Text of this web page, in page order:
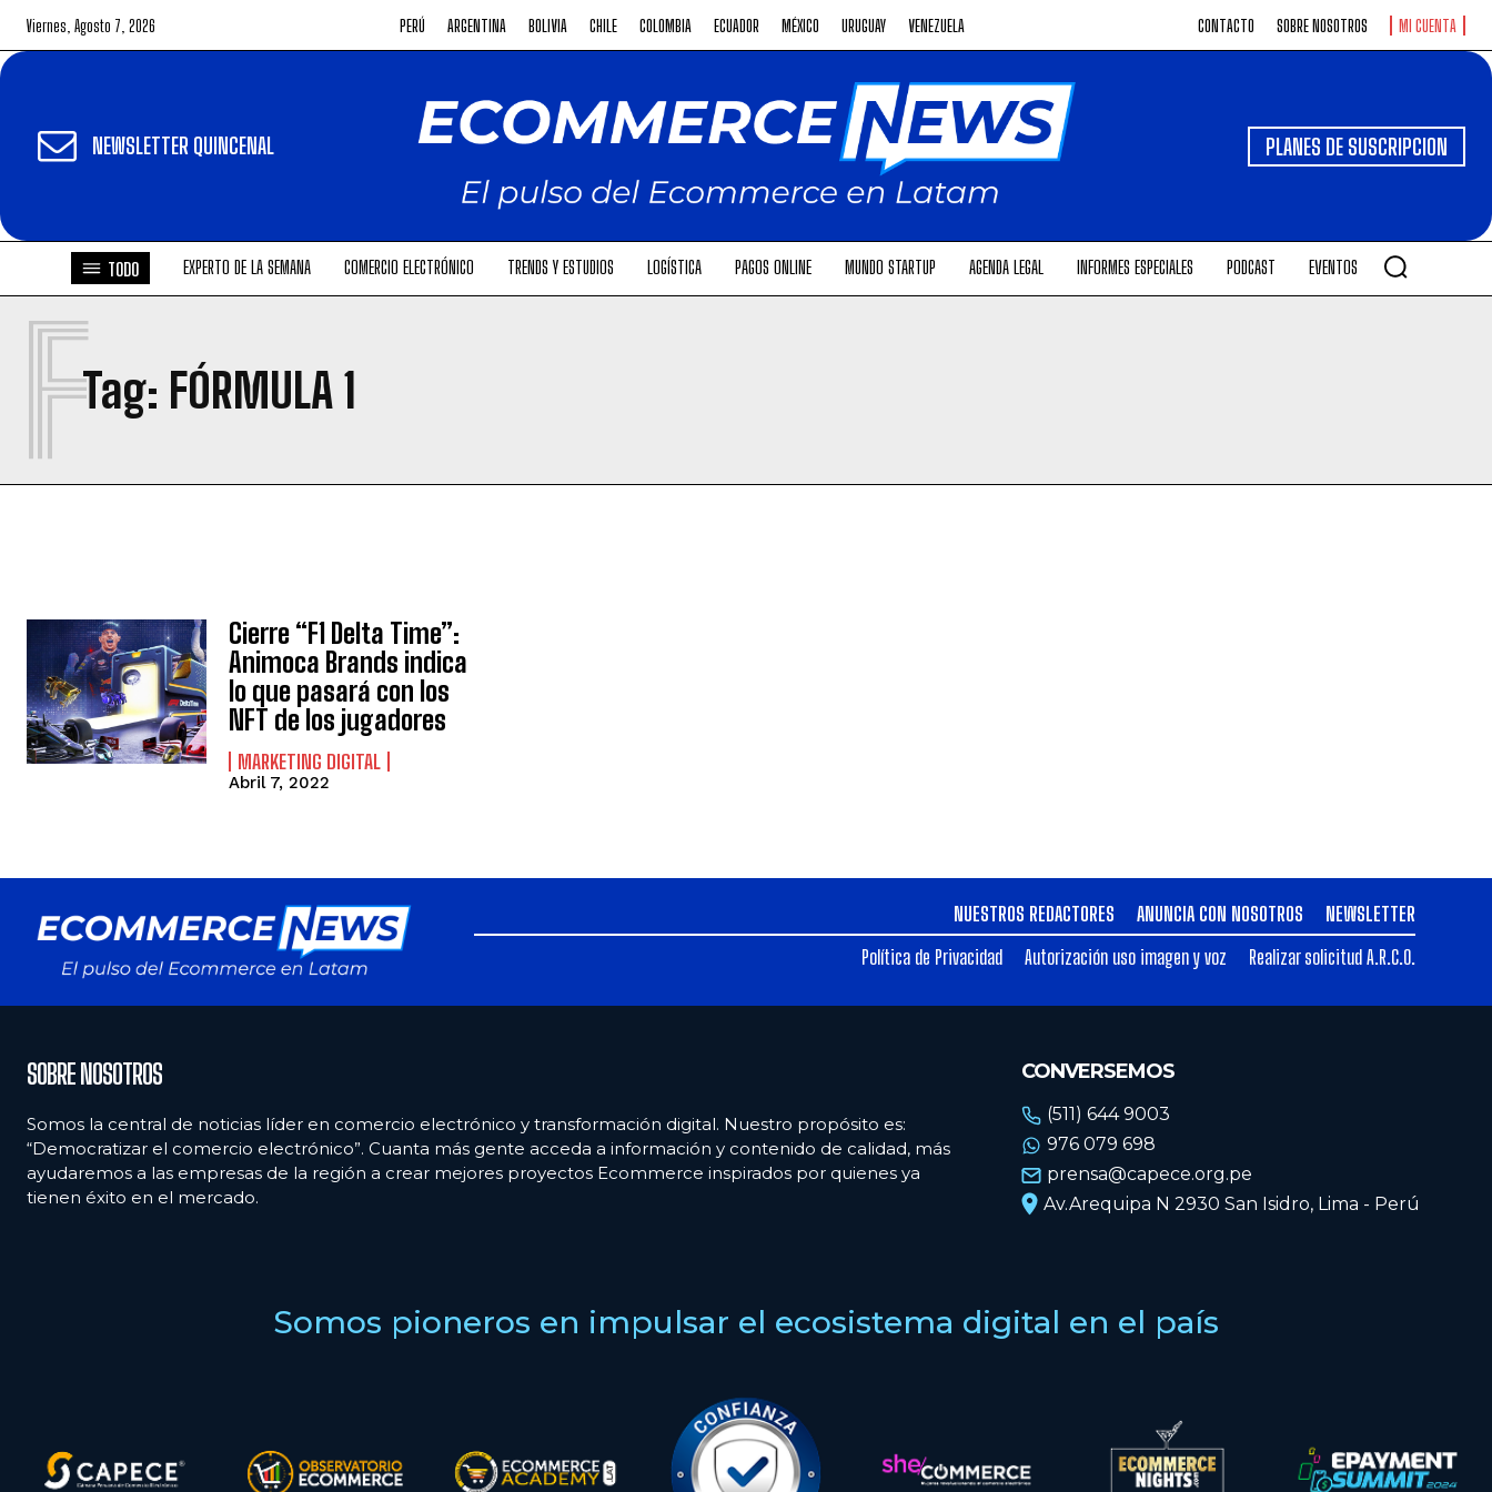
Viernes, Agosto 7, 2026 PERÚ ARGENTINA BOLIVIA CHILE COLOMBIA ECUADOR MÉXICO URUGUAY VENEZUELA CONTACTO SOBRE NOSOTROS MI CUENTA
NEWSLETTER QUINCENAL PLANES DE SUSCRIPCION
TODO EXPERTO DE LA SEMANA COMERCIO ELECTRÓNICO TRENDS Y ESTUDIOS LOGÍSTICA PAGOS ONLINE MUNDO STARTUP AGENDA LEGAL INFORMES ESPECIALES PODCAST EVENTOS
Tag: FÓRMULA 1
F
Cierre “F1 Delta Time”:
Animoca Brands indica
lo que pasará con los
NFT de los jugadores
MARKETING DIGITAL
Abril 7, 2022
NUESTROS REDACTORES ANUNCIA CON NOSOTROS
NEWSLETTER
Política de Privacidad
Autorización uso imagen y voz Realizar solicitud A.R.C.O.
SOBRE NOSOTROS
Somos la central de noticias líder en comercio electrónico y transformación digital. Nuestro propósito es:
“Democratizar el comercio electrónico”. Cuanta más gente acceda a información y contenido de calidad, más
ayudaremos a las empresas de la región a crear mejores proyectos Ecommerce inspirados por quienes ya
tienen éxito en el mercado.
CONVERSEMOS
(511) 644 9003
976 079 698
prensa@capece.org.pe
Av.Arequipa N 2930 San Isidro, Lima - Perú
Somos pioneros en impulsar el ecosistema digital en el país